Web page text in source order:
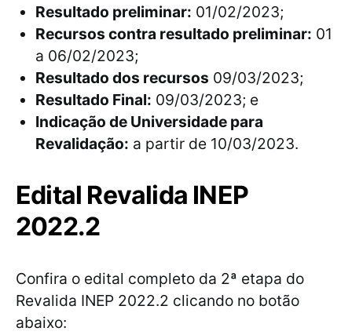
Resultado preliminar: 01/02/2023;
Recursos contra resultado preliminar: 01
a 06/02/2023;
Resultado dos recursos 09/03/2023;
Resultado Final: 09/03/2023; e
Indicação de Universidade para
Revalidação: a partir de 10/03/2023.
Edital Revalida INEP
2022.2
Confira o edital completo da 2ª etapa do
Revalida INEP 2022.2 clicando no botão
abaixo: